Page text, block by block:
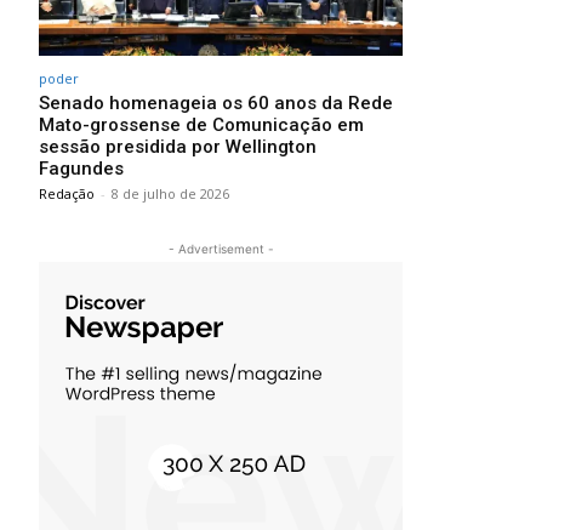
poder
Senado homenageia os 60 anos da Rede
Mato-grossense de Comunicação em
sessão presidida por Wellington
Fagundes
Redação - 8 de julho de 2026
- Advertisement -